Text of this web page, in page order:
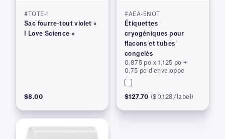
#TOTE-1
Sac fourre-tout violet «
I Love Science »
$8.00
#AEA-5NOT
Étiquettes
cryogéniques pour
flacons et tubes
congelés
0,875 po x 1,125 po +
0,75 po d'enveloppe
$127.70 ($0.128/label)